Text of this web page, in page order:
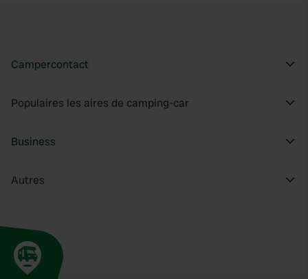
Campercontact
Populaires les aires de camping-car
Business
Autres